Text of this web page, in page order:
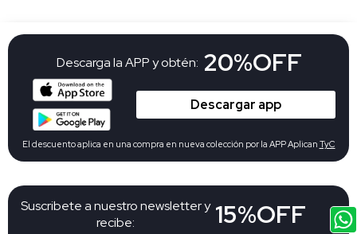
Suscribete a nuestro newsletter y
recibe:
15%OFF
Descarga la APP y obtén: 20%OFF
Descargar app
El descuento aplica en una compra en nueva colección por la APP Aplican TyC